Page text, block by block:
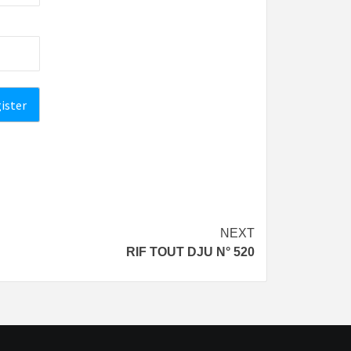
NEXT
RIF TOUT DJU N° 520